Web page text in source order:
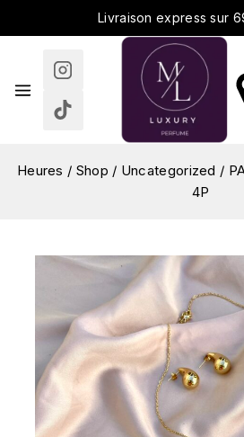
Livraison express sur
Heures / Shop / Uncategorized /
4P